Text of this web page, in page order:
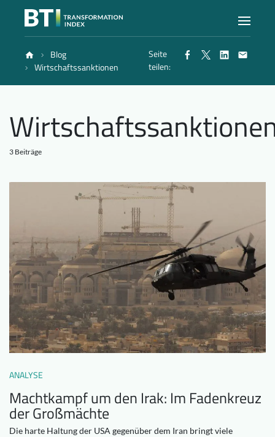
Index
Methode
Downloads Wer wir sind
FAQ Newsletter
Kontakt
Blog
Wirtschaftssanktionen
Seite
teilen:
3 Beiträge
ANALYSE
Machtkampf um den Irak: Im Fadenkreuz
der Großmächte
Die harte Haltung der USA gegenüber dem Iran bringt viele